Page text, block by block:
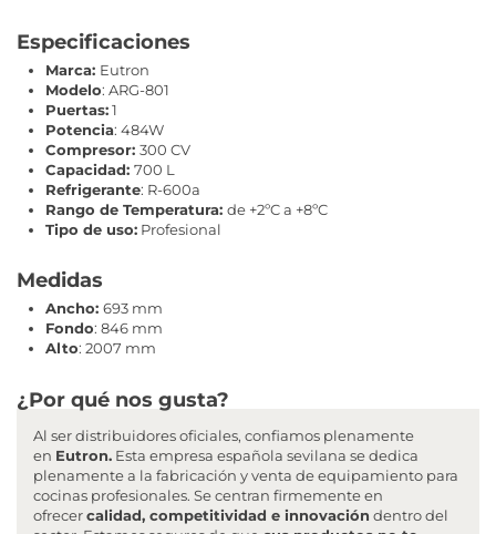
Especificaciones
Marca: Eutron
Modelo: ARG-801
Puertas:1
Potencia: 484W
Compresor: 300 CV
Capacidad: 700 L
Refrigerante: R-600a
Rango de Temperatura: de +2ºC a +8ºC
Tipo de uso: Profesional
Medidas
Ancho: 693 mm
Fondo: 846 mm
Alto: 2007 mm
¿Por qué nos gusta?
Al ser distribuidores oficiales, confiamos plenamente
en Eutron. Esta empresa española sevilana se dedica
plenamente a la fabricación y venta de equipamiento para
cocinas profesionales. Se centran firmemente en
ofrecercalidad, competitividad e innovación dentro del